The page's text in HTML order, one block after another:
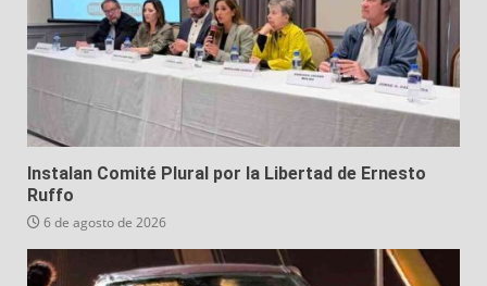
Instalan Comité Plural por la Libertad de Ernesto
Ruffo
6 de agosto de 2026